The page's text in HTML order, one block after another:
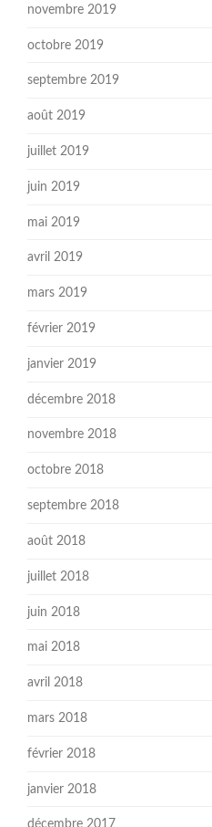
novembre 2019
octobre 2019
septembre 2019
août 2019
juillet 2019
juin 2019
mai 2019
avril 2019
mars 2019
février 2019
janvier 2019
décembre 2018
novembre 2018
octobre 2018
septembre 2018
août 2018
juillet 2018
juin 2018
mai 2018
avril 2018
mars 2018
février 2018
janvier 2018